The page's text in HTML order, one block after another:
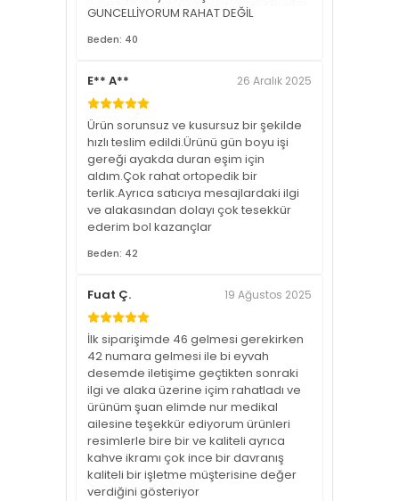
GUNCELLİYORUM RAHAT DEĞİL
Beden: 40
E** A** 26 Aralık 2025
Ürün sorunsuz ve kusursuz bir şekilde
hızlı teslim edildi.Ürünü gün boyu işi
gereği ayakda duran eşim için
aldım.Çok rahat ortopedik bir
terlik.Ayrıca satıcıya mesajlardaki ilgi
ve alakasından dolayı çok tesekkür
ederim bol kazançlar
Beden: 42
Fuat Ç. 19 Ağustos 2025
İlk siparişimde 46 gelmesi gerekirken
42 numara gelmesi ile bi eyvah
desemde iletişime geçtikten sonraki
ilgi ve alaka üzerine içim rahatladı ve
ürünüm şuan elimde nur medikal
ailesine teşekkür ediyorum ürünleri
resimlerle bire bir ve kaliteli ayrıca
kahve ikramı çok ince bir davranış
kaliteli bir işletme müşterisine değer
verdiğini gösteriyor